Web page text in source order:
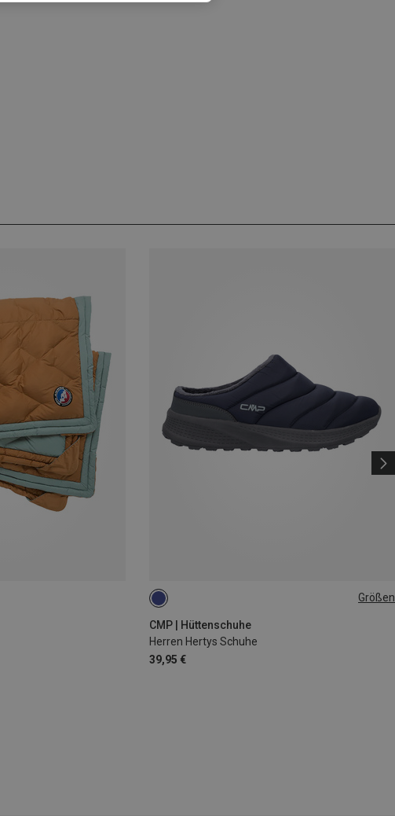
Größen
CMP | Hüttenschuhe
Herren Hertys Schuhe
39,95 €
41